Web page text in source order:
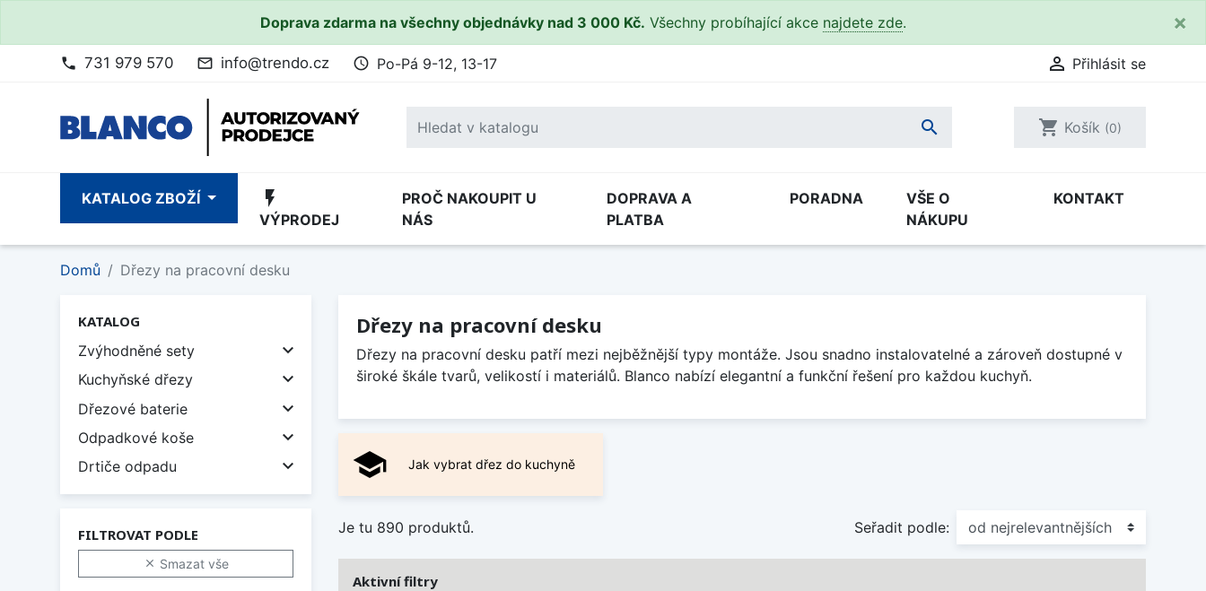
Doprava zdarma na všechny objednávky nad 3 000 Kč. Všechny probíhající akce najdete zde. ×
phone 731 979 570 mail_outline info@trendo.cz access_time Po-Pá 9-12, 13-17  Přihlásit se
 shopping_cart Košík (0)
KATALOG ZBOŽÍ flash_on
VÝPRODEJ
PROČ NAKOUPIT U
NÁS
DOPRAVA A
PLATBA
PORADNA
VŠE O
NÁKUPU
KONTAKT
Domů Dřezy na pracovní desku
KATALOG
Zvýhodněné sety

Kuchyňské dřezy 
Dřezové baterie 
Odpadkové koše 
Drtiče odpadu 
FILTROVAT PODLE
 Smazat vše
Dřezy na pracovní desku
Dřezy na pracovní desku patří mezi nejběžnější typy montáže. Jsou snadno instalovatelné a zároveň dostupné v
široké škále tvarů, velikostí i materiálů. Blanco nabízí elegantní a funkční řešení pro každou kuchyň.
school Jak vybrat dřez do kuchyně
Je tu 890 produktů. Seřadit podle:
Aktivní filtry